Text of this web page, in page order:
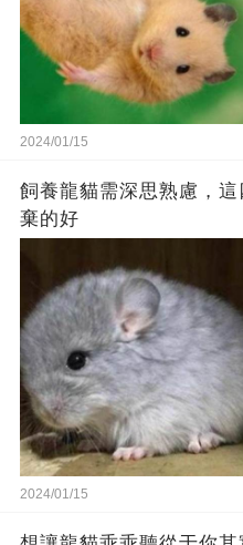
2024/01/15
飼養龍貓需深思熟慮，
棄的好
2024/01/15